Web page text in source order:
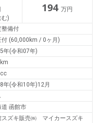
む)
194 万円
整備付
付 (60,000km / 0ヶ月)
年(令和07年)
年(令和10年)12月
道 函館市
スズキ販売㈱ マイカースズキ